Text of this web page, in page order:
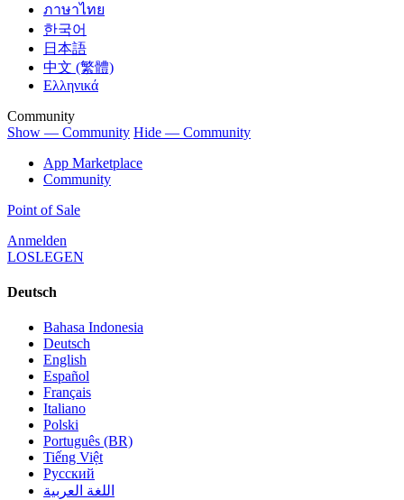
ภาษาไทย
한국어
日本語
中文 (繁體)
Ελληνικά
Community
Show — Community Hide — Community
App Marketplace
Community
Point of Sale
Anmelden
LOSLEGEN
Deutsch
Bahasa Indonesia
Deutsch
English
Español
Français
Italiano
Polski
Português (BR)
Tiếng Việt
Русский
اللغة العربية